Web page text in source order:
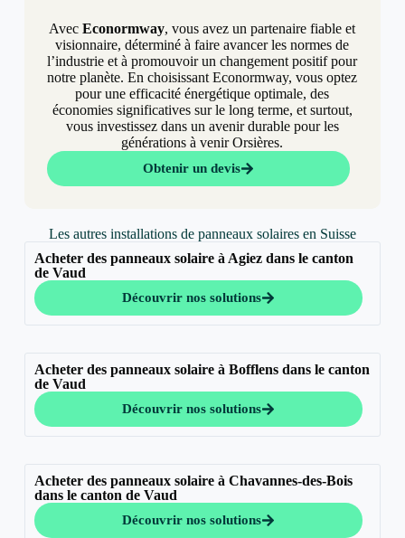
AvecEconormway, vous avez un partenaire fiable et
visionnaire, déterminé à faire avancer les normes de
l’industrie et à promouvoir un changement positif pour
notre planète. En choisissant Econormway, vous optez
pour une efficacité énergétique optimale, des
économies significatives sur le long terme, et surtout,
vous investissez dans un avenir durable pour les
générations à venir Orsières.
Obtenir un devis
Les autres installations de panneaux solaires en Suisse
Acheter des panneaux solaire à Agiez dans le canton
de Vaud
Découvrir nos solutions
Acheter des panneaux solaire à Bofflens dans le canton
de Vaud
Découvrir nos solutions
Acheter des panneaux solaire à Chavannes-des-Bois
dans le canton de Vaud
Découvrir nos solutions